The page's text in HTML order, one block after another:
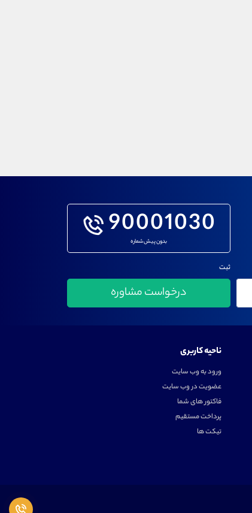
90001030
بدون پیش شماره
ثبت
ناحیه کاربری
ورود به وب سایت
عضویت در وب سایت
فاکتور های شما
پرداخت مستقیم
تیکت ها